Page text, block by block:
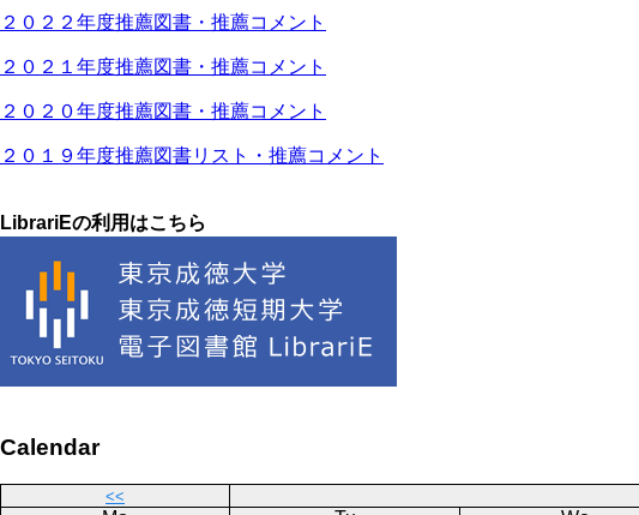
２０２２年度推薦図書・推薦コメント
２０２１年度推薦図書・推薦コメント
２０２０年度推薦図書・推薦コメント
２０１９年度推薦図書リスト・推薦コメント
LibrariEの利用はこちら
Calendar
<<